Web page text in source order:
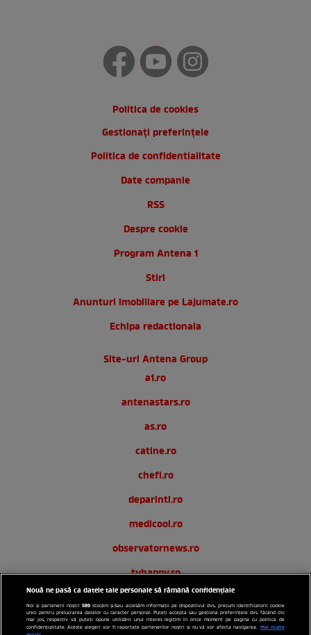
Politica de cookies
Gestionați preferințele
Politica de confidentialitate
Date companie
RSS
Despre cookie
Program Antena 1
Stiri
Anunturi imobiliare pe Lajumate.ro
Echipa redactionala
Site-uri Antena Group
a1.ro
antenastars.ro
as.ro
catine.ro
chefi.ro
deparinti.ro
medicool.ro
observatornews.ro
tvhappy.ro
useit.ro
zutv.ro
Nouă ne pasă ca datele tale personale să rămână confidențiale
Noi și partenerii noștri589 stocăm și/sau accesăm informații pe dispozitivul dvs., precum identificatorii cookie
unici pentru prelucrarea datelor cu caracter personal. Puteți accepta sau gestiona preferințele dvs. făcând clic
mai jos, respectiv vă puteți opune utilizării unui interes legitim în orice moment pe pagina cu politica de
confidențialitate. Aceste alegeri vor fi raportate partenerilor noștri și nu vă vor afecta navigarea. Mai multe